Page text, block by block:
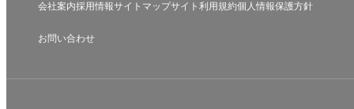
会社案内採用情報サイトマップサイト利用規約個人情報保護方針
お問い合わせ